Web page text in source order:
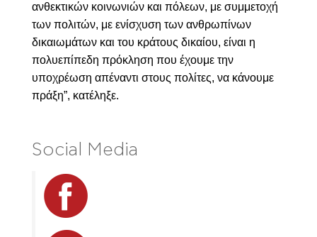
ανθεκτικών κοινωνιών και πόλεων, με συμμετοχή
των πολιτών, με ενίσχυση των ανθρωπίνων
δικαιωμάτων και του κράτους δικαίου, είναι η
πολυεπίπεδη πρόκληση που έχουμε την
υποχρέωση απέναντι στους πολίτες, να κάνουμε
πράξη”, κατέληξε.
Social Media